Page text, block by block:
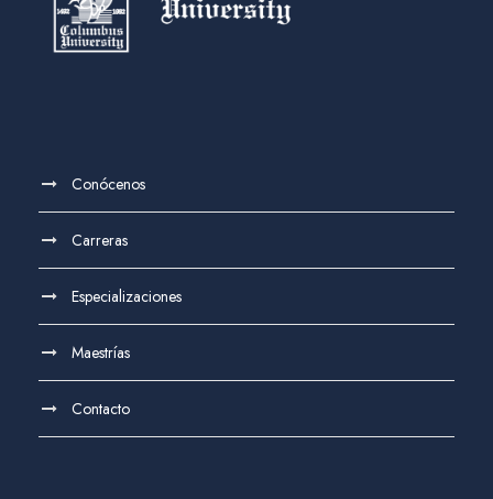
Conócenos
Carreras
Especializaciones
Maestrías
Contacto